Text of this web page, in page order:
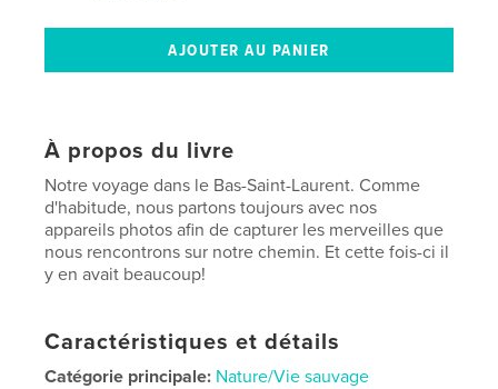
À propos du livre
Notre voyage dans le Bas-Saint-Laurent. Comme
d'habitude, nous partons toujours avec nos
appareils photos afin de capturer les merveilles que
nous rencontrons sur notre chemin. Et cette fois-ci il
y en avait beaucoup!
Caractéristiques et détails
Catégorie principale: Nature/Vie sauvage